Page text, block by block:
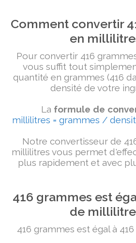
Comment convertir
en
Pour convertir 416
vous suffit tout
quantité en grammes (416
densité de votre
La formule de
millilitres = grammes /
Notre convertisseur de
millilitres vous permet
plus rapidement et avec
416 grammes est
de
416 grammes est égal à